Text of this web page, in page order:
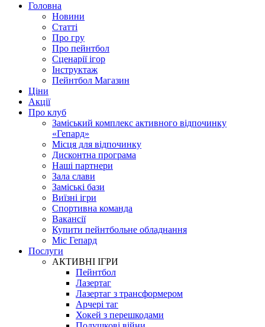
Головна
Новини
Статті
Про гру
Про пейнтбол
Сценарії ігор
Інструктаж
Пейнтбол Магазин
Ціни
Акції
Про клуб
Заміський комплекс активного відпочинку
«Гепард»
Місця для відпочинку
Дисконтна програма
Наші партнери
Зала слави
Заміські бази
Виїзні ігри
Спортивна команда
Вакансії
Купити пейнтбольне обладнання
Міс Гепард
Послуги
АКТИВНІ ІГРИ
Пейнтбол
Лазертаг
Лазертаг з трансформером
Арчері таг
Хокей з перешкодами